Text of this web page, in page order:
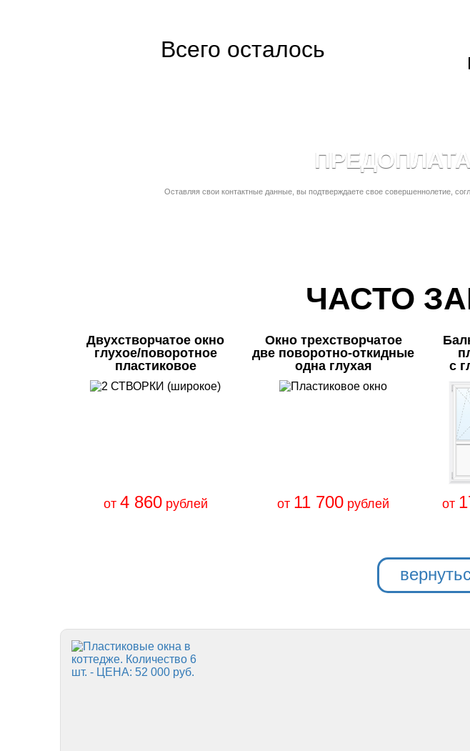
Всего осталось
Оставляя свои контактные данные, вы подтверждаете свое совершеннолетие,
ЧАСТО
Двухстворчатое окно
глухое/поворотное
пластиковое
от 4 860рублей
Окно трехстворчатое
две поворотно-откидные
одна глухая
от 11 700 рублей
с
от